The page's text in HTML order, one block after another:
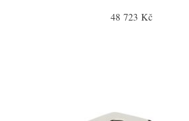
48 723 Kč